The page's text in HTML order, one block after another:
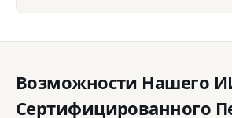
Возможности Нашего
Сертифицированного